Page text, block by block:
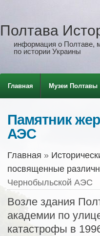
Полтава
информация о Полтаве,
по истории Украины
Главная Музеи Полтавы
Памятник
АЭС
Главная »
посвященные
Чернобыльской АЭС
Возле здания
академии по
катастрофы в